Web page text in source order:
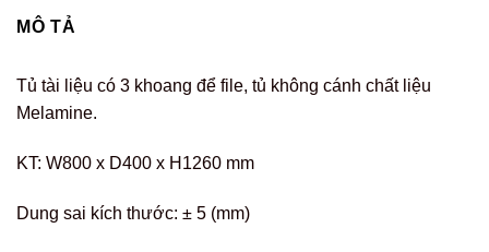
MÔ TẢ
Tủ tài liệu có 3 khoang để file, tủ không cánh chất liệu
Melamine.
KT: W800 x D400 x H1260 mm
Dung sai kích thước: ± 5 (mm)